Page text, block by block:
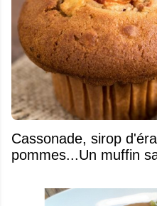
​Cassonade, sirop
pommes...Un muffin